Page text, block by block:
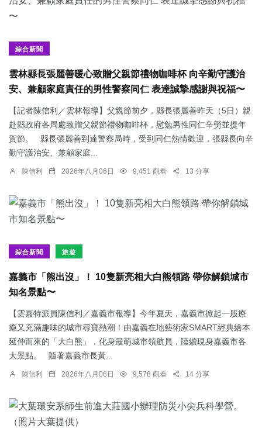
綜合新聞
雲林縣長張麗善暖心致贈父親節禮物咖啡杯 向辛勤守護治
安、兼顧家庭責任的男性警察同仁 表達誠摯感謝與祝福〜
【記者陳信利／雲林報導】父親節前夕，縣長張麗善昨天（5日）親
赴縣政府各局處致贈父親節禮物咖啡杯，慰勉男性同仁辛勞並提年
賀節。 縣長張麗善到達警察局時，受到同仁熱情歡迎，張縣長向辛
勤守護治安、兼顧家庭...
陳信利 2026年八月06日 9,451 觀看 13 分享
綜合新聞 旅遊
嘉義市「熊出沒」！ 10隻新亮相大白熊領路 帶你解鎖城市
知名景點〜
【雲嘉特派員陳信利／嘉義市報導】今年夏天，嘉義市掀起一股療
癒又充滿趣味的城市尋寶熱潮！由嘉義在地藝術家SMART經典繪本
延伸而來的「大白熊」，化身最萌城市領航員，陸續現身嘉義市各
大景點。 隨著嘉義市長黃...
陳信利 2026年八月06日 9,578 觀看 14 分享